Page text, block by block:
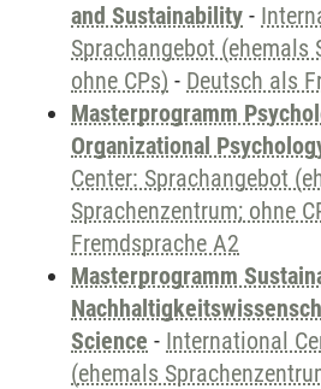
and Sustainability -
Sprachangebot (ehemals
ohne CPs) - Deutsch als
Masterprogramm
Organizational
Center: Sprachangebot
Sprachenzentrum; ohne
Fremdsprache A2
Masterprogramm
Science - International
(ehemals